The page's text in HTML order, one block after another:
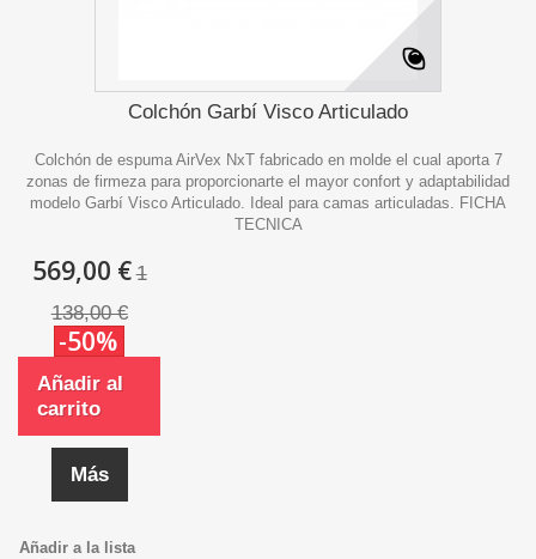
Colchón Garbí Visco Articulado
Colchón de espuma AirVex NxT fabricado en molde el cual aporta 7
zonas de firmeza para proporcionarte el mayor confort y adaptabilidad
modelo Garbí Visco Articulado. Ideal para camas articuladas. FICHA
TECNICA
569,00 € 1
138,00 €
-50%
Añadir al
carrito
Más
Añadir a la lista